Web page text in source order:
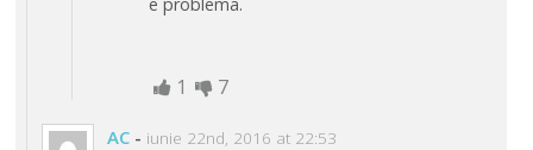
1 7
AC - iunie 22nd, 2016 at 22:53